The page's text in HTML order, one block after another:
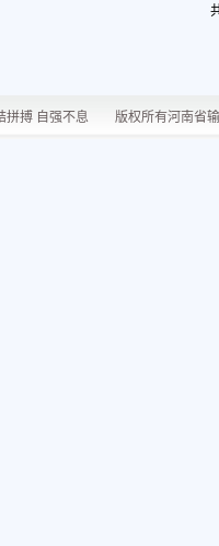
拼搏 自强不息 版权所有河南省